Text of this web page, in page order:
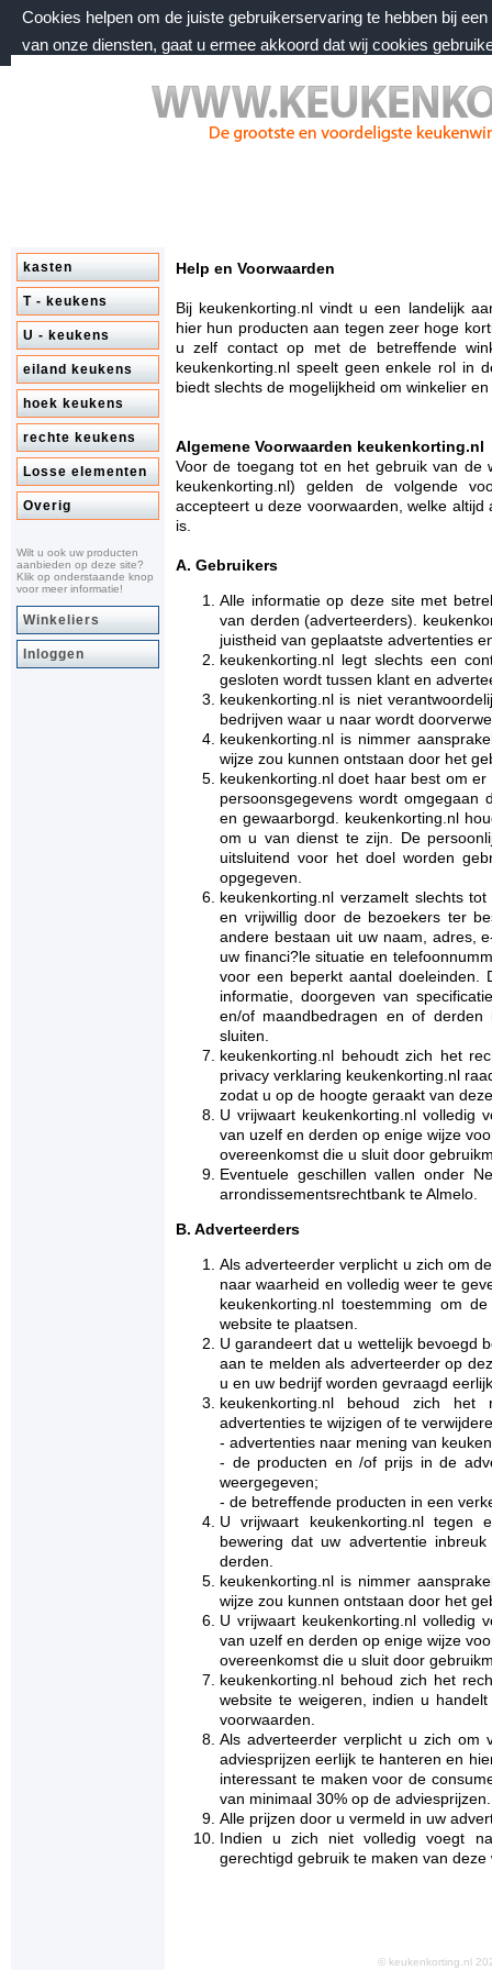
Cookies helpen om de juiste gebruikerservaring te hebben bij
van onze diensten, gaat u ermee akkoord dat wij cookies
vrijdag 7 augustus 2026, 09:06 uur
Welkom bij keukenkorting.nl
kasten
T - keukens
U - keukens
eiland keukens
hoek keukens
rechte keukens
Losse elementen
Overig
Wilt u ook uw producten
aanbieden op deze site?
Klik op onderstaande knop
voor meer informatie!
Winkeliers
Inloggen
Help en Voorwaarden
Bij keukenkorting.nl vindt u een landelijk
hier hun producten aan tegen zeer hoge
u zelf contact op met de betreffende
keukenkorting.nl speelt geen enkele rol in
biedt slechts de mogelijkheid om winkelier
Algemene Voorwaarden keukenkorting.nl
Voor de toegang tot en het gebruik van de
keukenkorting.nl) gelden de volgende
accepteert u deze voorwaarden, welke
is.
A. Gebruikers
Alle informatie op deze site met
van derden (adverteerders).
juistheid van geplaatste advertenties
keukenkorting.nl legt slechts een
gesloten wordt tussen klant en
keukenkorting.nl is niet
bedrijven waar u naar wordt
keukenkorting.nl is nimmer
wijze zou kunnen ontstaan door het
keukenkorting.nl doet haar best om
persoonsgegevens wordt omgegaan
en gewaarborgd. keukenkorting.nl
om u van dienst te zijn. De
uitsluitend voor het doel worden
opgegeven.
keukenkorting.nl verzamelt slechts
en vrijwillig door de bezoekers ter
andere bestaan uit uw naam, adres,
uw financi?le situatie en
voor een beperkt aantal doeleinden.
informatie, doorgeven van
en/of maandbedragen en of
sluiten.
keukenkorting.nl behoudt zich het
privacy verklaring keukenkorting.nl
zodat u op de hoogte geraakt van
U vrijwaart keukenkorting.nl volledig
van uzelf en derden op enige wijze
overeenkomst die u sluit door
Eventuele geschillen vallen onder
arrondissementsrechtbank te Almelo.
B. Adverteerders
Als adverteerder verplicht u zich om
naar waarheid en volledig weer te
keukenkorting.nl toestemming om
website te plaatsen.
U garandeert dat u wettelijk bevoegd
aan te melden als adverteerder op
u en uw bedrijf worden gevraagd
keukenkorting.nl behoud zich
advertenties te wijzigen of te
- advertenties naar mening van
- de producten en /of prijs in de
weergegeven;
- de betreffende producten in een
U vrijwaart keukenkorting.nl
bewering dat uw advertentie
derden.
keukenkorting.nl is nimmer
wijze zou kunnen ontstaan door het
U vrijwaart keukenkorting.nl volledig
van uzelf en derden op enige wijze
overeenkomst die u sluit door
keukenkorting.nl behoud zich het
website te weigeren, indien u
voorwaarden.
Als adverteerder verplicht u zich om
adviesprijzen eerlijk te hanteren en
interessant te maken voor de
van minimaal 30% op de adviesprijzen.
Alle prijzen door u vermeld in uw
Indien u zich niet volledig voegt
gerechtigd gebruik te maken van deze
© keukenkorting.nl